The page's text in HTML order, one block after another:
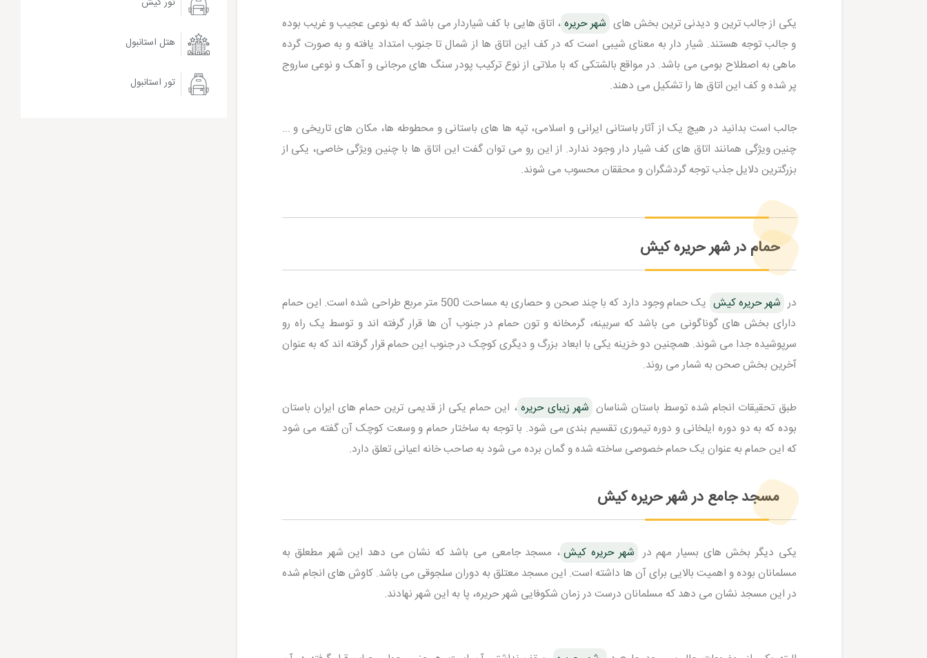
یکی از جالب ترین و دیدنی ترین بخش های شهر حریره، اتاق هایی با کف شیاردار می باشد که به نوعی عجیب و غریب بوده
و جالب توجه هستند. شیار دار به معنای شیبی است که در کف این اتاق ها از شمال تا جنوب امتداد یافته و به صورت گرده
ماهی به اصطلاح بومی می باشد. در مواقع بالشتکی که با ملاتی از نوع ترکیب پودر سنگ های مرجانی و آهک و نوعی ساروج
پر شده و کف این اتاق ها را تشکیل می دهند.
جالب است بدانید در هیچ یک از آثار باستانی ایرانی و اسلامی، تپه ها های باستانی و محطوطه ها، مکان های تاریخی و ...
چنین ویژگی همانند اتاق های کف شیار دار وجود ندارد. از این رو می توان گفت این اتاق ها با چنین ویژگی خاصی، یکی از
بزرگترین دلایل جذب توجه گردشگران و محققان محسوب می شوند.
حمام در شهر حریره کیش
در شهر حریره کیش
یک حمام وجود دارد که با چند صحن و حصاری به مساحت 500 متر مربع طراحی شده است. این حمام
دارای بخش های گوناگونی می باشد که سربینه، گرمخانه و تون حمام در جنوب آن ها قرار گرفته اند و توسط یک راه رو
سرپوشیده جدا می شوند. همچنین دو خزینه یکی با ابعاد بزرگ و دیگری کوچک در جنوب این حمام قرار گرفته اند که به عنوان
آخرین بخش صحن به شمار می روند.
طبق تحقیقات انجام شده توسط باستان شناسان شهر زیبای حریره ، این حمام یکی از قدیمی ترین حمام های ایران باستان
بوده که به دو دوره ایلخانی و دوره تیموری تقسیم بندی می شود. با توجه به ساختار حمام و وسعت کوچک آن گفته می شود
که این حمام به عنوان یک حمام خصوصی ساخته شده و گمان برده می شود به صاحب خانه اعیانی تعلق دارد.
مسجد جامع در شهر حریره کیش
یکی دیگر بخش های بسیار مهم در شهر حریره کیش، مسجد جامعی می باشد که نشان می دهد این شهر مطعلق به
مسلمانان بوده و اهمیت بالایی برای آن ها داشته است. این مسجد معتلق به دوران سلجوقی می باشد. کاوش های انجام شده
در این مسجد نشان می دهد که مسلمانان درست در زمان شکوفایی شهر حریره، پا به این شهر نهادند.
هتل استانبول
تور استانبول